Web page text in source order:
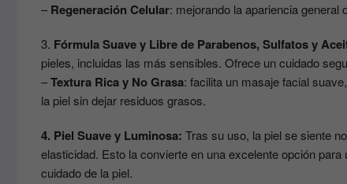
–Regeneración Celular: mejorando la apariencia
3. Fórmula Suave y Libre de Parabenos, Sulfatos y
pieles, incluidas las más sensibles. Ofrece un cuidado
–Textura Rica y No Grasa: facilita un masaje facial
la piel sin dejar residuos grasos.
4. Piel Suave y Luminosa: Tras su uso, la piel se siente
elasticidad. Esto la convierte en una excelente opción
cuidado de la piel.